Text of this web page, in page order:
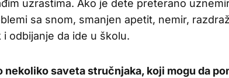
uzrastima. Ako je dete preterano
sa snom, smanjen apetit, nemir,
i odbijanje da ide u školu.
nekoliko saveta stručnjaka, koji mogu da